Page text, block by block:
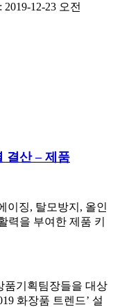
12-23 오전
결산 – 제품
이징, 탈모방지, 올인
력을 부여한 제품 키
품기획팀장들을 대상
화장품 트렌드’ 설